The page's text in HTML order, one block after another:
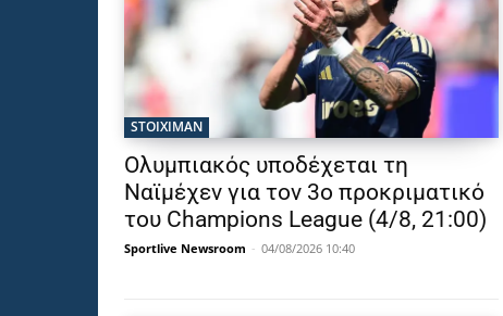
STOIXIMAN
Ολυμπιακός υποδέχεται τη
Ναϊμέχεν για τον 3ο προκριματικό
του Champions League (4/8, 21:00)
Sportlive Newsroom - 04/08/2026 10:40